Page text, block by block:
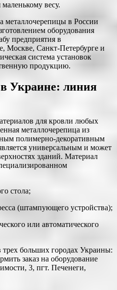
весу.
металлочерепицы в России
оборудования
предприятия в
Москве, Санкт-Петербурге и
система установок
продукцию.
Украине: линия
для кровли любых
металлочерепица из
полимерно-декоративным
универсальным и может
зданий. Материал
стола;
(штампующего устройства);
или автоматического
трех больших городах Украины:
заказ на оборудование
3, пгт. Печенеги,